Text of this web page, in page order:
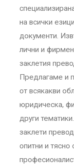
на всички
документи.
лични и
заклетия
Предлагаме и
от всякакви
юридическа,
други
заклети
опитни и тясно